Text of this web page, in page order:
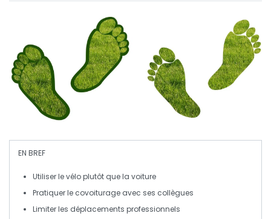
EN BREF
Utiliserle vélo plutôt que la voiture
Pratiquer le covoiturage avec ses collègues
Limiterles déplacements professionnels